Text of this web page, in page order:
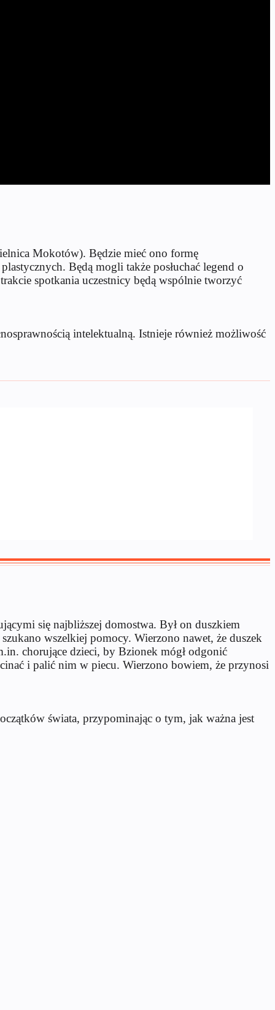
Mokotów). Będzie mieć ono formę
Będą mogli także posłuchać legend o
spotkania uczestnicy będą wspólnie tworzyć
intelektualną. Istnieje również możliwość
się najbliższej domostwa. Był on duszkiem
wszelkiej pomocy. Wierzono nawet, że duszek
chorujące dzieci, by Bzionek mógł odgonić
i palić nim w piecu. Wierzono bowiem, że przynosi
świata, przypominając o tym, jak ważna jest